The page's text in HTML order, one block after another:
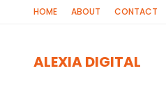
HOME ABOUT CONTACT
ALEXIA DIGITAL